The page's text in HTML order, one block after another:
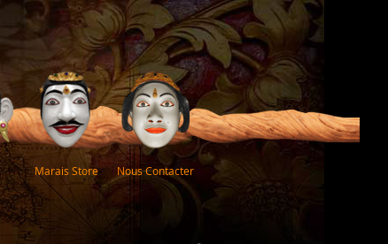
Marais Store Nous Contacter